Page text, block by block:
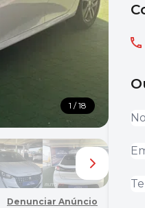
1 / 18
Denunciar Anúncio